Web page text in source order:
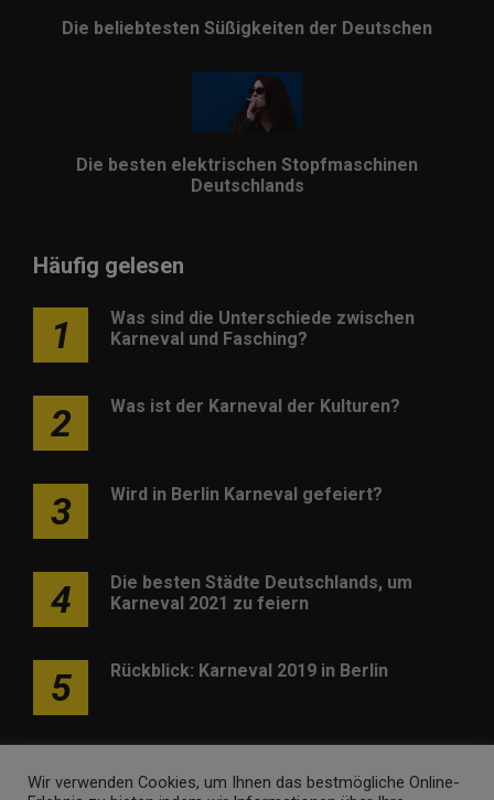
Die beliebtesten Süßigkeiten der Deutschen
Die besten elektrischen Stopfmaschinen
Deutschlands
Häufig gelesen
1
Was sind die Unterschiede zwischen
Karneval und Fasching?
2 Was ist der Karneval der Kulturen?
3 Wird in Berlin Karneval gefeiert?
4
Die besten Städte Deutschlands, um
Karneval 2021 zu feiern
5 Rückblick: Karneval 2019 in Berlin
Wir verwenden Cookies, um Ihnen das bestmögliche Online-